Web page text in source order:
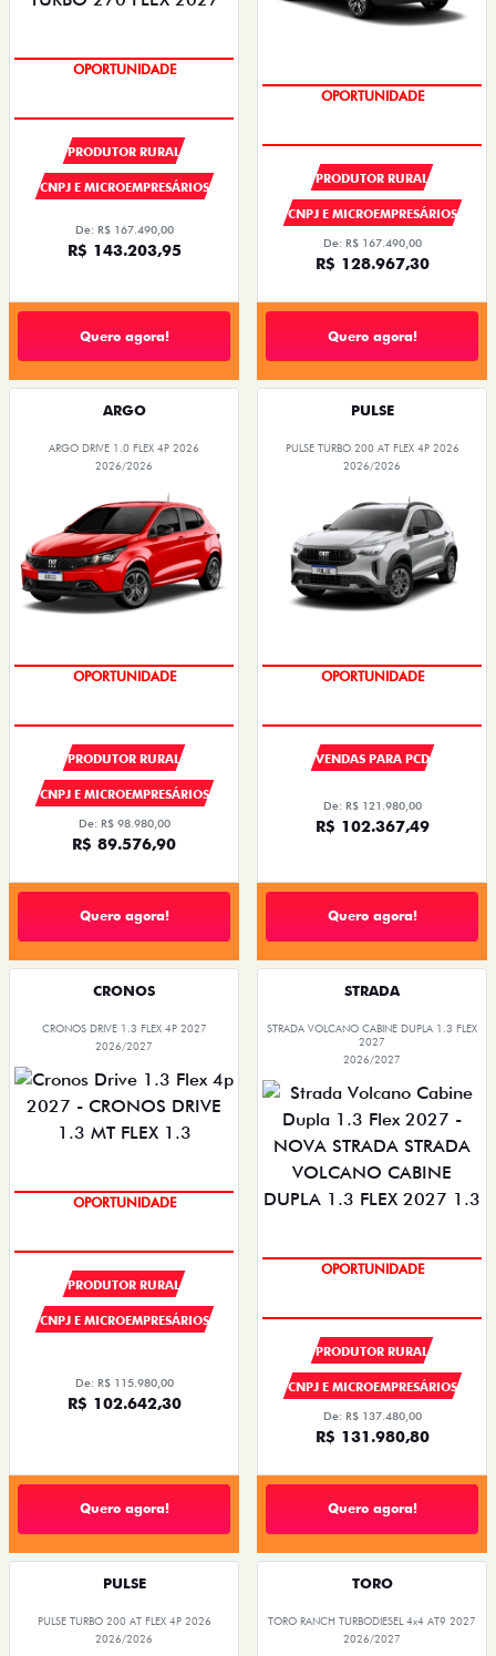
PRODUTOR RURAL
CNPJ E MICROEMPRESÁRIOS
De: R$ 167.490,00
R$ 143.203,95
Quero agora!
PRODUTOR RURAL
CNPJ E MICROEMPRESÁRIOS
De: R$ 167.490,00
R$ 128.967,30
Quero agora!
ARGO
ARGO DRIVE 1.0 FLEX 4P 2026
2026/2026
PRODUTOR RURAL
CNPJ E MICROEMPRESÁRIOS
De: R$ 98.980,00
R$ 89.576,90
Quero agora!
PULSE
PULSE TURBO 200 AT FLEX 4P 2026
2026/2026
VENDAS PARA PCD
De: R$ 121.980,00
R$ 102.367,49
Quero agora!
CRONOS
CRONOS DRIVE 1.3 FLEX 4P 2027
2026/2027
PRODUTOR RURAL
CNPJ E MICROEMPRESÁRIOS
De: R$ 115.980,00
R$ 102.642,30
Quero agora!
STRADA
STRADA VOLCANO CABINE DUPLA 1.3 FLEX
2027
2026/2027
PRODUTOR RURAL
CNPJ E MICROEMPRESÁRIOS
De: R$ 137.480,00
R$ 131.980,80
Quero agora!
PULSE
PULSE TURBO 200 AT FLEX 4P 2026
2026/2026
TORO
TORO RANCH TURBODIESEL 4x4 AT9 2027
2026/2027